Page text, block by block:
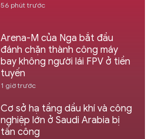
56 phút trước
Arena-M của Nga bắt đầu
đánh chặn thành công máy
bay không người lái FPV ở tiền
tuyến
1 giờ trước
Cơ sở hạ tầng dầu khí và công
nghiệp lớn ở Saudi Arabia bị
tấn công